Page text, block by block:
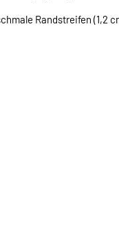
Randstreifen (1,2